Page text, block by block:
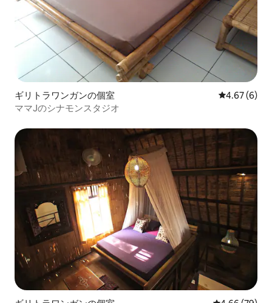
ギリトラワンガンの個室 レビュー6
4.67 (6)
ママJのシナモンスタジオ